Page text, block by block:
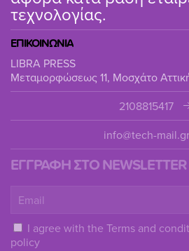
τεχνολογίας.
ΕΠΙΚΟΙΝΩΝΙΑ
LIBRA PRESS
Μεταμορφώσεως 11, Μοσχάτο
2108815417
info@tech-mail.gr
ΕΓΓΡΑΦΗ ΣΤΟ NEWSLETTER
I agree with the Terms and
policy